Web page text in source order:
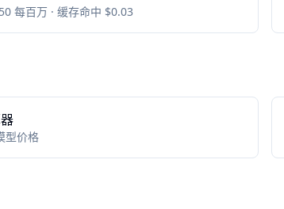
每百万 · 缓存命中 $0.03
型价格